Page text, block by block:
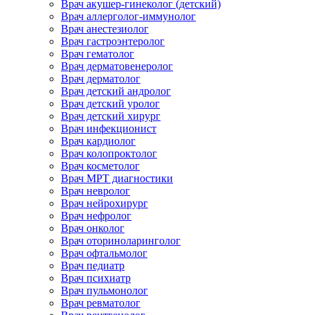
Врач акушер-гинеколог (детский)
Врач аллерголог-иммунолог
Врач анестезиолог
Врач гастроэнтеролог
Врач гематолог
Врач дерматовенеролог
Врач дерматолог
Врач детский андролог
Врач детский уролог
Врач детский хирург
Врач инфекционист
Врач кардиолог
Врач колопроктолог
Врач косметолог
Врач МРТ диагностики
Врач невролог
Врач нейрохирург
Врач нефролог
Врач онколог
Врач оториноларинголог
Врач офтальмолог
Врач педиатр
Врач психиатр
Врач пульмонолог
Врач ревматолог